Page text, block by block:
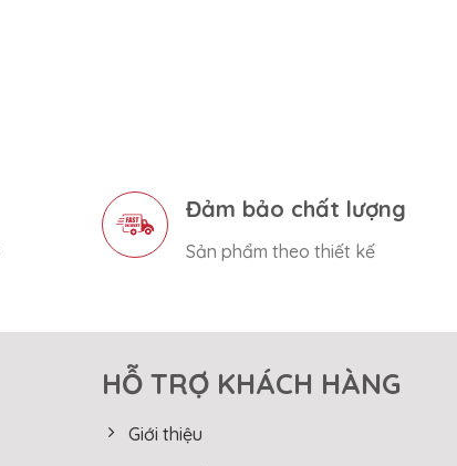
Đảm bảo chất lượng
Sản phẩm theo thiết kế
HỖ TRỢ KHÁCH HÀNG
Giới thiệu